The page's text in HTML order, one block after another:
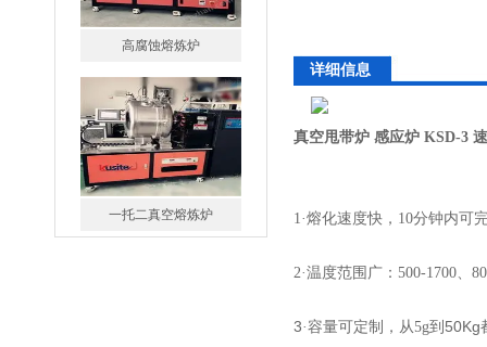
一托二真空熔炼炉
详细信息
真空甩带炉 感应炉 KSD-3
1·熔化速度快， 10分钟内可
2·温度范围广：500-1700、
3·容量可定制， 从5g到 50Kg